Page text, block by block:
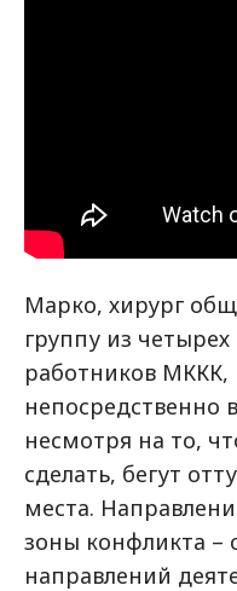
Марко, хирург
группу из
работников
непосредственно
несмотря на то,
сделать, бегут
места.
зоны конфликта –
направлений